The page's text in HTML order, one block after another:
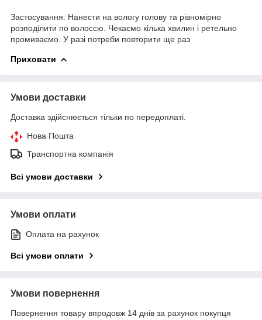
Застосування: Нанести на вологу голову та рівномірно
розподілити по волоссю. Чекаємо кілька хвилин і ретельно
промиваємо. У разі потреби повторити ще раз
Приховати
Умови доставки
Доставка здійснюється тільки по передоплаті.
Нова Пошта
Транспортна компанія
Всі умови доставки
Умови оплати
Оплата на рахунок
Всі умови оплати
Умови повернення
Повернення товару впродовж 14 днів за рахунок покупця